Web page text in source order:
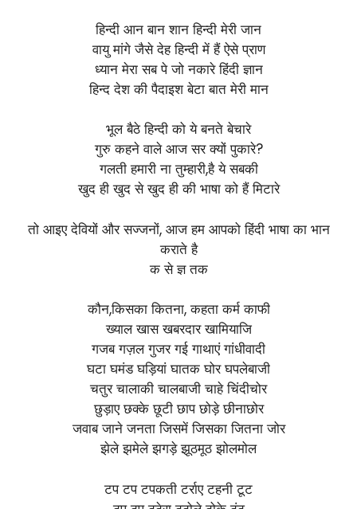
हिन्दी आन बान शान हिन्दी मेरी जान
वायु मांगे जैसे देह हिन्दी में हैं ऐसे प्राण
ध्यान मेरा सब पे जो नकारे हिंदी ज्ञान
हिन्द देश की पैदाइश बेटा बात मेरी मान
भूल बैठे हिन्दी को ये बनते बेचारे
गुरु कहने वाले आज सर क्यों पुकारे?
गलती हमारी ना तुम्हारी,है ये सबकी
खुद ही खुद से खुद ही की भाषा को हैं मिटारे
तो आइए देवियों और सज्जनों, आज हम आपको हिंदी भाषा का भान
कराते है
क से ज्ञ तक
कौन,किसका कितना, कहता कर्म काफी
ख्याल खास खबरदार खामियाजि
गजब गज़ल गुजर गई गाथाएं गांधीवादी
घटा घमंड घड़ियां घातक घोर घपलेबाजी
चतुर चालाकी चालबाजी चाहे चिंदीचोर
छुड़ाए छक्के छूटी छाप छोड़े छीनाछोर
जवाब जाने जनता जिसमें जिसका जितना जोर
झेले झमेले झगड़े झूठमूठ झोलमोल
टप टप टपकती टर्राए टहनी टूट